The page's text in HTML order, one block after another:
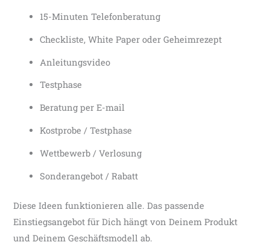
15-Minuten Telefonberatung
Checkliste, White Paper oder Geheimrezept
Anleitungsvideo
Testphase
Beratung per E-mail
Kostprobe / Testphase
Wettbewerb / Verlosung
Sonderangebot / Rabatt
Diese Ideen funktionieren alle. Das passende
Einstiegsangebot für Dich hängt von Deinem Produkt
und Deinem Geschäftsmodell ab.